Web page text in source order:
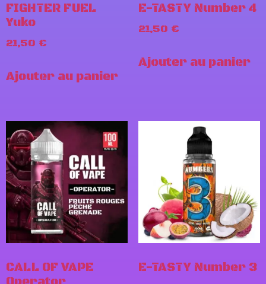
FIGHTER FUEL
Yuko
21,50 €
Ajouter au panier
E-TASTY Number 4
21,50 €
Ajouter au panier
CALL OF VAPE
E-TASTY Number 3